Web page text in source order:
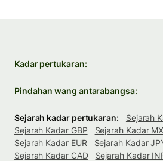
Kadar pertukaran:
Pindahan wang antarabangsa:
Sejarah kadar pertukaran:
Sejarah
Sejarah Kadar GBP
Sejarah Kadar
Sejarah Kadar EUR
Sejarah Kadar
Sejarah Kadar CAD
Sejarah Kadar